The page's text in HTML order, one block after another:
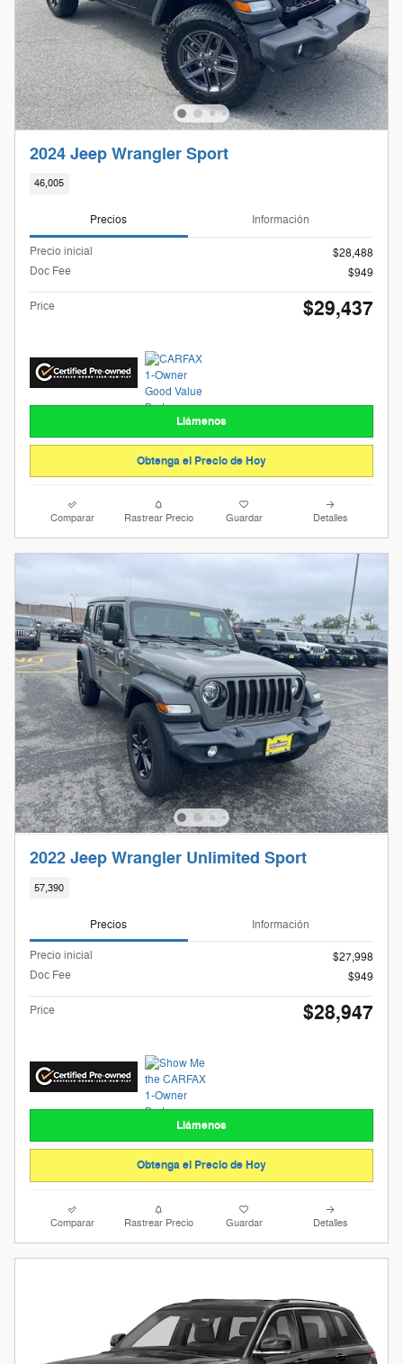
2024 Jeep Wrangler Sport
46,005
Precios Información
Precio inicial
$28,488
Doc Fee
$949
Price $29,437
Llámenos
Obtenga el Precio de Hoy
Comparar Rastrear Precio Guardar Detalles
2022 Jeep Wrangler Unlimited Sport
57,390
Precios Información
Precio inicial
$27,998
Doc Fee
$949
Price $28,947
Llámenos
Obtenga el Precio de Hoy
Comparar Rastrear Precio Guardar Detalles